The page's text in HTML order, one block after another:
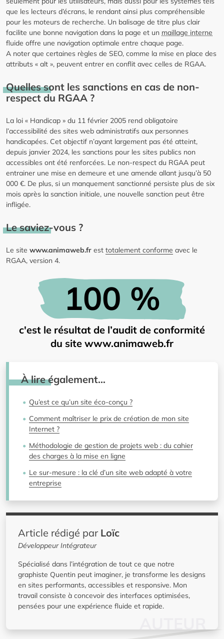
que les lecteurs d’écrans, le rendant ainsi plus compréhensible
pour les moteurs de recherche. Un balisage de titre plus clair
facilite une bonne navigation dans la page et un maillage interne
fluide offre une navigation optimale entre chaque page.
A noter que certaines règles de SEO, comme la mise en place des
attributs « alt », peuvent entrer en conflit avec celles de RGAA.
Quelles sont les sanctions en cas de non-
respect du RGAA ?
La loi « Handicap » du 11 février 2005 rend obligatoire
l’accessibilité des sites web administratifs aux personnes
handicapées. Cet objectif n’ayant largement pas été atteint,
depuis janvier 2024, les sanctions pour les sites publics non
accessibles ont été renforcées. Le non-respect du RGAA peut
entrainer une mise en demeure et une amende allant jusqu’à 50
000 €. De plus, si un manquement sanctionné persiste plus de six
mois après la sanction initiale, une nouvelle sanction peut être
infligée.
Le saviez-vous ?
Le site www.animaweb.fr est totalement conforme avec le
RGAA, version 4.
100 %
c'est le résultat de l’audit de conformité
du site www.animaweb.fr
À lire également…
Qu’est ce qu’un site éco-conçu ?
Comment maîtriser le prix de création de mon site
Internet ?
Méthodologie de gestion de projets web : du cahier
des charges à la mise en ligne
Le sur-mesure : la clé d’un site web adapté à votre
entreprise
Article rédigé par Loïc
Développeur Intégrateur
Spécialisé dans l’intégration de tout ce que notre
graphiste Quentin peut imaginer, je transforme les designs
en sites performants, accessibles et responsive. Mon
travail consiste à concevoir des interfaces optimisées,
pensées pour une expérience fluide et rapide.